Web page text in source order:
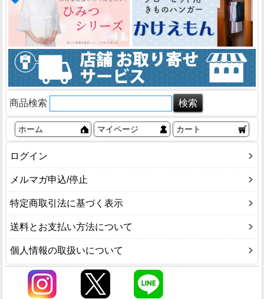
商品検索
ホーム マイページ カート
ログイン
メルマガ申込/停止
特定商取引法に基づく表示
送料とお支払い方法について
個人情報の取扱いについて